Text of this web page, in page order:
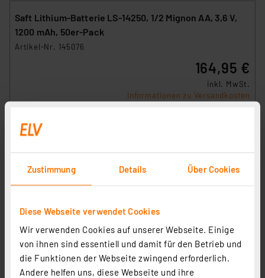
Zustimmung Details Über Cookies
Diese Webseite verwendet Cookies
Wir verwenden Cookies auf unserer Webseite. Einige
von ihnen sind essentiell und damit für den Betrieb und
die Funktionen der Webseite zwingend erforderlich.
Andere helfen uns, diese Webseite und ihre
Saft Lithium-Batterie LS-14250, 1/2 Mignon AA, 3,6 V,
1200 mAh, 50er-Pack
Artikel-Nr. 145076
164,95 €
inkl. MwSt.
Informationen zu Versandkosten
VARTA ULTRA LITHIUM AA Blister 4
2 3 4 5 (5)
6,95 €
inkl. MwSt.
Informationen zu Versandkosten